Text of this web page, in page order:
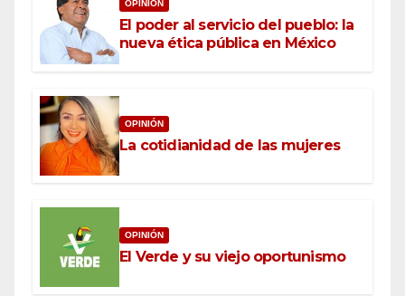
OPINIÓN
El poder al servicio del pueblo: la
nueva ética pública en México
OPINIÓN
La cotidianidad de las mujeres
OPINIÓN
El Verde y su viejo oportunismo